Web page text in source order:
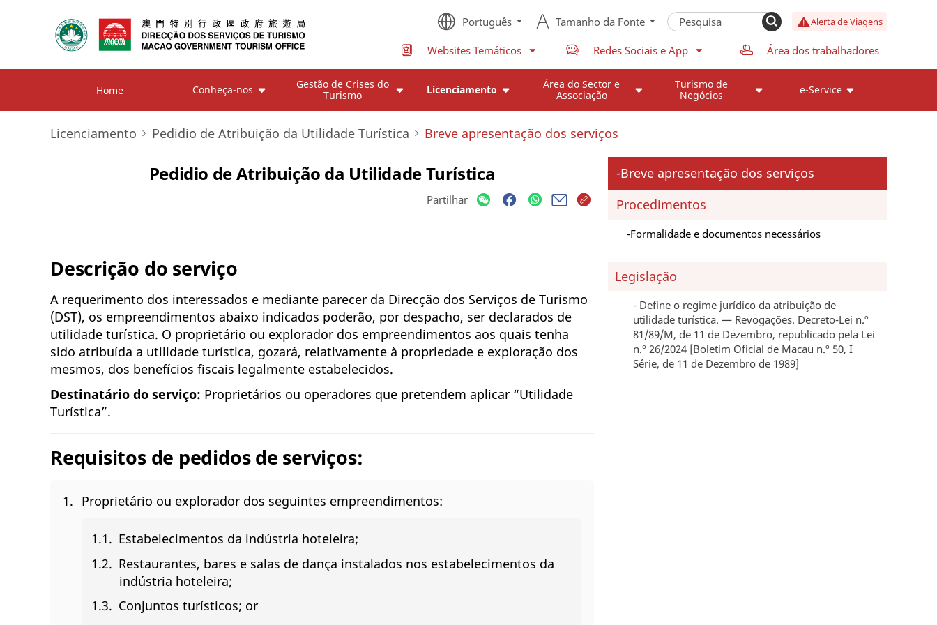
Português Tamanho da Fonte Alerta de Viagens
Websites Temáticos Redes Sociais e App Área dos trabalhadores
Home Conheça-nos
Gestão de Crises do
Turismo
Licenciamento
Área do Sector e
Associação
Turismo de
Negócios
e-Service
Licenciamento Pedidio de Atribuição da Utilidade Turística Breve apresentação dos serviços
Pedidio de Atribuição da Utilidade Turística
Partilhar
Descrição do serviço
A requerimento dos interessados e mediante parecer da Direcção dos Serviços de Turismo
(DST), os empreendimentos abaixo indicados poderão, por despacho, ser declarados de
utilidade turística. O proprietário ou explorador dos empreendimentos aos quais tenha
sido atribuída a utilidade turística, gozará, relativamente à propriedade e exploração dos
mesmos, dos benefícios fiscais legalmente estabelecidos.
Destinatário do serviço: Proprietários ou operadores que pretendem aplicar “Utilidade
Turística”.
Requisitos de pedidos de serviços:
Proprietário ou explorador dos seguintes empreendimentos:
Estabelecimentos da indústria hoteleira;
Restaurantes, bares e salas de dança instalados nos estabelecimentos da
indústria hoteleira;
Conjuntos turísticos; or
Breve apresentação dos serviços
Procedimentos
Formalidade e documentos necessários
Legislação
Define o regime jurídico da atribuição de
utilidade turística. — Revogações. Decreto-Lei n.º
81/89/M, de 11 de Dezembro, republicado pela Lei
n.º 26/2024 [Boletim Oficial de Macau n.º 50, I
Série, de 11 de Dezembro de 1989]